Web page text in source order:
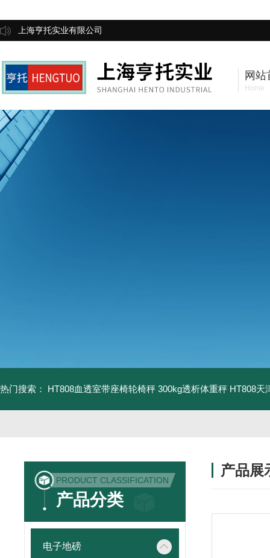
上海亨托实业有限公司
网站
Home
热门搜索： HT808血透室带座椅轮椅秤 300kg透析体重秤 HT808天
PRODUCT CLASSIFICATION
产品分类
电子地磅
产品展